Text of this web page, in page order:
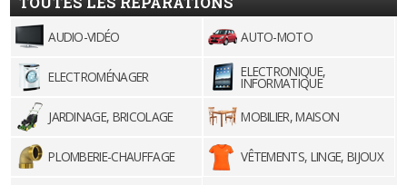
AUDIO-VIDÉO AUTO-MOTO
ELECTROMÉNAGER ELECTRONIQUE,
INFORMATIQUE
JARDINAGE, BRICOLAGE
MOBILIER, MAISON
PLOMBERIE-CHAUFFAGE VÊTEMENTS, LINGE, BIJOUX